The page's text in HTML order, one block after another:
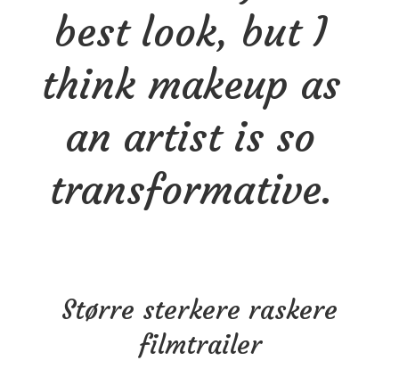
best look, but I
think makeup as
an artist is so
transformative.
Større sterkere raskere
filmtrailer